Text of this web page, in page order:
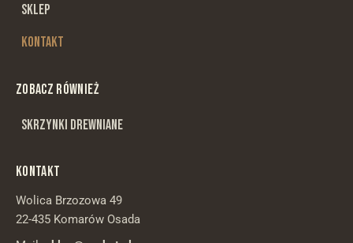
SKLEP
KONTAKT
ZOBACZ RÓWNIEŻ
SKRZYNKI DREWNIANE
KONTAKT
Wolica Brzozowa 49
22-435 Komarów Osada